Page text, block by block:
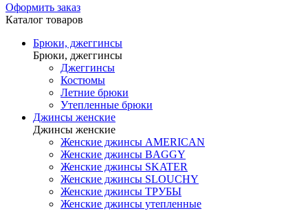
Оформить заказ
Каталог товаров
Брюки, джеггинсы
Брюки, джеггинсы
Джеггинсы
Костюмы
Летние брюки
Утепленные брюки
Джинсы женские
Джинсы женские
Женские джинсы AMERICAN
Женские джинсы BAGGY
Женские джинсы SKATER
Женские джинсы SLOUCHY
Женские джинсы ТРУБЫ
Женские джинсы утепленные